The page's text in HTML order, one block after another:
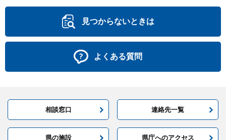
見つからないときは
よくある質問
相談窓口 連絡先一覧
県の施設 県庁へのアクセス